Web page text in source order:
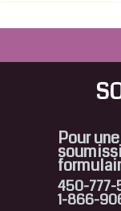
Pour
450-
1-866-